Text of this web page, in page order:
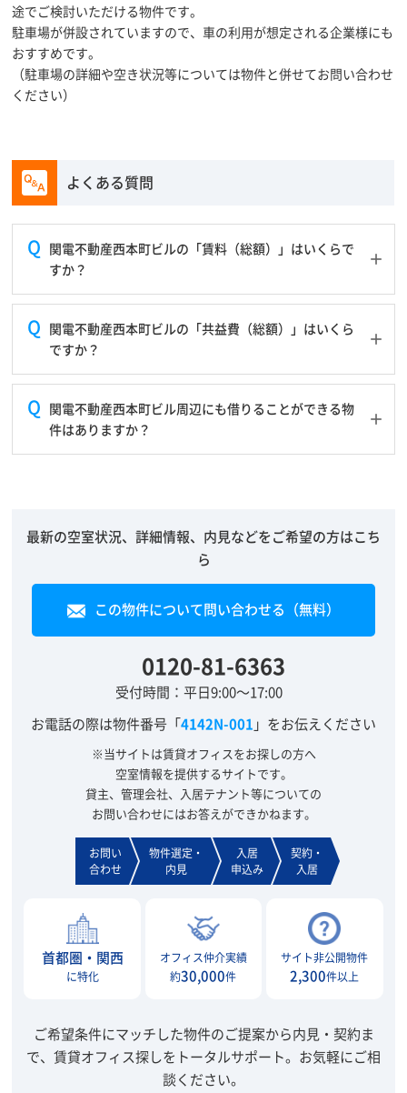
途でご検討いただける物件です。
駐車場が併設されていますので、車の利用が想定される企業様にも
おすすめです。
（駐車場の詳細や空き状況等については物件と併せてお問い合わせ
ください）
よくある質問
関電不動産西本町ビルの「賃料（総額）」はいくらで
すか？
関電不動産西本町ビルの「共益費（総額）」はいくら
ですか？
関電不動産西本町ビル周辺にも借りることができる物
件はありますか？
最新の空室状況、詳細情報、内見などをご希望の方はこち
ら
この物件について問い合わせる（無料）
0120-81-6363
受付時間：平日9:00～17:00
お電話の際は物件番号「4142N-001 」をお伝えください
※当サイトは賃貸オフィスをお探しの方へ
空室情報を提供するサイトです。
貸主、管理会社、入居テナント等についての
お問い合わせにはお答えができかねます。
お問い
合わせ
物件選定・
内見
入居
申込み
契約・
入居
首都圏・関西
に特化
オフィス仲介実績
約30,000件
サイト非公開物件
2,300件以上
ご希望条件にマッチした物件のご提案から内見・契約ま
で、賃貸オフィス探しをトータルサポート。 お気軽にご相
談ください。